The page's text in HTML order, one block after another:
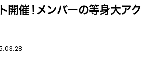
開催！メンバーの等身大アク